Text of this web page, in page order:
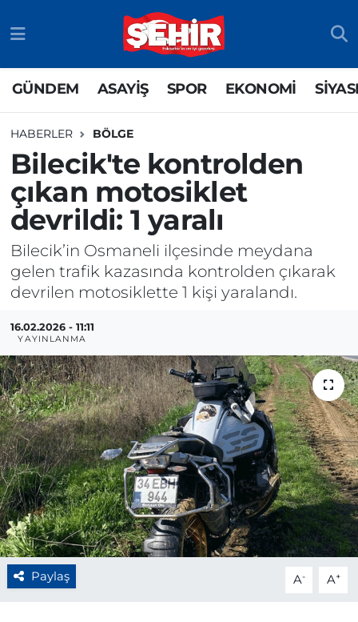
GÜNDEM ASAYİŞ SPOR EKONOMİ
HABERLER BÖLGE
Bilecik'te kontrolden
çıkan motosiklet
devrildi: 1 yaralı
Bilecik’in Osmaneli ilçesinde meydana
gelen trafik kazasında kontrolden çıkarak
devrilen motosiklette 1 kişi yaralandı.
16.02.2026 - 11:11
YAYINLANMA
Paylaş A- A+
SPOR
EKONOMİ
SİYASET
RESMİ İLAN
SİYASET
SPOR
EKONOMİ
EĞİTİM
TEKNOLOJİ
BÖLGE
YAŞAM
DÜNYA
GENEL
GÜNCEL
RESMİ İLAN
Odunpazarı Nöbetçi Eczaneler
Odunpazarı Hava Durumu
Odunpazarı Trafik Yoğunluk Haritası
TFF 3.Lig 4.Grup Puan Durumu ve Fikstür
Tüm Manşetler
Son Dakika Haberleri